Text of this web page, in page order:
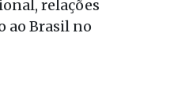
relações
ao Brasil no